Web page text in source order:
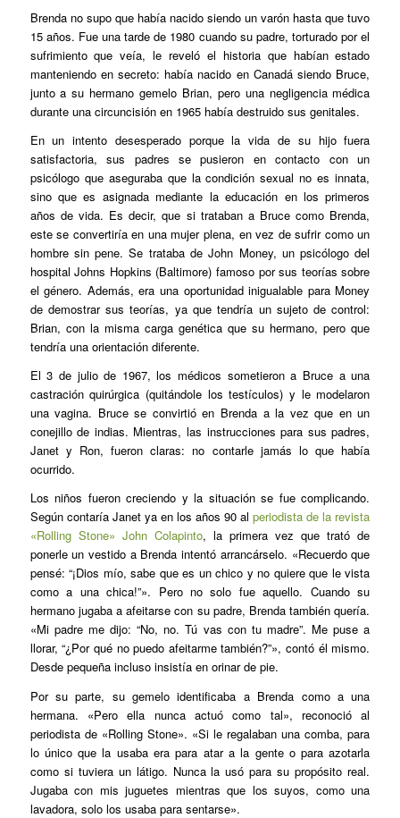
Brenda no supo que había nacido siendo un varón hasta que tuvo
15 años. Fue una tarde de 1980 cuando su padre, torturado por el
sufrimiento que veía, le reveló el historia que habían estado
manteniendo en secreto: había nacido en Canadá siendo Bruce,
junto a su hermano gemelo Brian, pero una negligencia médica
durante una circuncisión en 1965 había destruido sus genitales.
En un intento desesperado porque la vida de su hijo fuera
satisfactoria, sus padres se pusieron en contacto con un
psicólogo que aseguraba que la condición sexual no es innata,
sino que es asignada mediante la educación en los primeros
años de vida. Es decir, que si trataban a Bruce como Brenda,
este se convertiría en una mujer plena, en vez de sufrir como un
hombre sin pene. Se trataba de John Money, un psicólogo del
hospital Johns Hopkins (Baltimore) famoso por sus teorías sobre
el género. Además, era una oportunidad inigualable para Money
de demostrar sus teorías, ya que tendría un sujeto de control:
Brian, con la misma carga genética que su hermano, pero que
tendría una orientación diferente.
El 3 de julio de 1967, los médicos sometieron a Bruce a una
castración quirúrgica (quitándole los testículos) y le modelaron
una vagina. Bruce se convirtió en Brenda a la vez que en un
conejillo de indias. Mientras, las instrucciones para sus padres,
Janet y Ron, fueron claras: no contarle jamás lo que había
ocurrido.
Los niños fueron creciendo y la situación se fue complicando.
Según contaría Janet ya en los años 90 alperiodista de la revista
«Rolling Stone» John Colapinto, la primera vez que trató de
ponerle un vestido a Brenda intentó arrancárselo. «Recuerdo que
pensé: “¡Dios mío, sabe que es un chico y no quiere que le vista
como a una chica!”». Pero no solo fue aquello. Cuando su
hermano jugaba a afeitarse con su padre, Brenda también quería.
«Mi padre me dijo: “No, no. Tú vas con tu madre”. Me puse a
llorar, “¿Por qué no puedo afeitarme también?”», contó él mismo.
Desde pequeña incluso insistía en orinar de pie.
Por su parte, su gemelo identificaba a Brenda como a una
hermana. «Pero ella nunca actuó como tal», reconoció al
periodista de «Rolling Stone». «Si le regalaban una comba, para
lo único que la usaba era para atar a la gente o para azotarla
como si tuviera un látigo. Nunca la usó para su propósito real.
Jugaba con mis juguetes mientras que los suyos, como una
lavadora, solo los usaba para sentarse».